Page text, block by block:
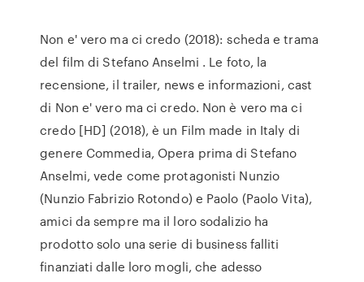
Non e' vero ma ci credo (2018): scheda e trama
del film di Stefano Anselmi . Le foto, la
recensione, il trailer, news e informazioni, cast
di Non e' vero ma ci credo. Non è vero ma ci
credo [HD] (2018), è un Film made in Italy di
genere Commedia, Opera prima di Stefano
Anselmi, vede come protagonisti Nunzio
(Nunzio Fabrizio Rotondo) e Paolo (Paolo Vita),
amici da sempre ma il loro sodalizio ha
prodotto solo una serie di business falliti
finanziati dalle loro mogli, che adesso